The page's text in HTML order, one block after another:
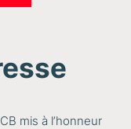
mis à l’honneur